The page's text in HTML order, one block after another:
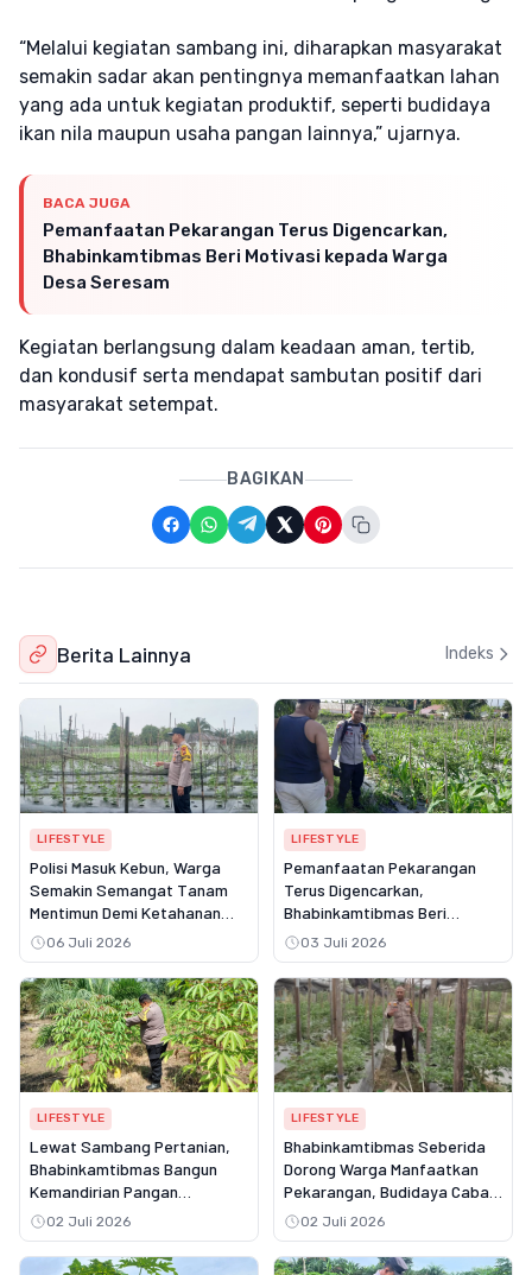
“Melalui kegiatan sambang ini, diharapkan masyarakat
semakin sadar akan pentingnya memanfaatkan lahan
yang ada untuk kegiatan produktif, seperti budidaya
ikan nila maupun usaha pangan lainnya,” ujarnya.
BACA JUGA
Pemanfaatan Pekarangan Terus Digencarkan,
Bhabinkamtibmas Beri Motivasi kepada Warga
Desa Seresam
Kegiatan berlangsung dalam keadaan aman, tertib,
dan kondusif serta mendapat sambutan positif dari
masyarakat setempat.
BAGIKAN
Berita Lainnya Indeks
LIFESTYLE
Polisi Masuk Kebun, Warga
Semakin Semangat Tanam
Mentimun Demi Ketahanan
Pangan
06 Juli 2026
LIFESTYLE
Pemanfaatan Pekarangan
Terus Digencarkan,
Bhabinkamtibmas Beri
Motivasi kepada Warga Desa
Seresam
03 Juli 2026
LIFESTYLE
Lewat Sambang Pertanian,
Bhabinkamtibmas Bangun
Kemandirian Pangan
Masyarakat Desa
02 Juli 2026
LIFESTYLE
Bhabinkamtibmas Seberida
Dorong Warga Manfaatkan
Pekarangan, Budidaya Cabai
Jadi Penopang Ketahanan
Pangan
02 Juli 2026